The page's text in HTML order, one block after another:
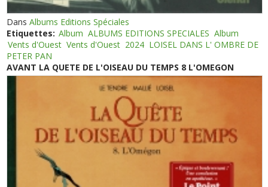
DansAlbums Editions Spéciales
Etiquettes: Album ALBUMS EDITIONS SPECIALES Album
Vents d'Ouest Vents d'Ouest 2024 LOISEL DANS L' OMBRE DE
PETER PAN
AVANT LA QUETE DE L'OISEAU DU TEMPS 8 L'OMEGON